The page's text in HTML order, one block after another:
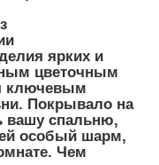
ярких и
цветочным
ключевым
Покрывало на
вашу спальню,
ей особый шарм,
Чем